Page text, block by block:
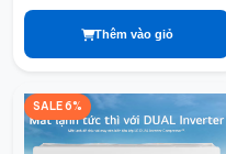
Thêm vào giỏ
SALE 6%